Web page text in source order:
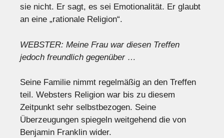
sie nicht. Er sagt, es sei Emotionalität. Er glaubt
an eine „rationale Religion“.
WEBSTER: Meine Frau war diesen Treffen
jedoch freundlich gegenüber …
Seine Familie nimmt regelmäßig an den Treffen
teil. Websters Religion war bis zu diesem
Zeitpunkt sehr selbstbezogen. Seine
Überzeugungen spiegeln weitgehend die von
Benjamin Franklin wider.